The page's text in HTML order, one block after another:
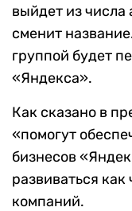
выйдет из числа
сменит
группой будет
«Яндекса».
Как сказано в
«помогут
бизнесов
развиваться
компаний.